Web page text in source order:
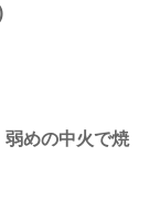
めの中火で焼